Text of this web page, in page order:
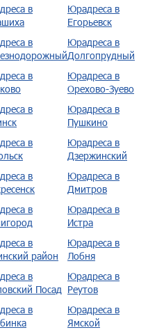
в
Юрадреса в
Егорьевск
в
Юрадреса в
Долгопрудный
в
Юрадреса в
Орехово-Зуево
в
Юрадреса в
Пушкино
в
Юрадреса в
Дзержинский
в
Юрадреса в
Дмитров
в
Юрадреса в
Истра
в
район
Юрадреса в
Лобня
в
Посад
Юрадреса в
Реутов
в
Юрадреса в
Ямской